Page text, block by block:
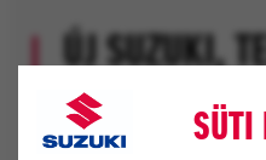
SÜTI
ÚJ SUZUKI,
KÖLTSÉGEKKEL
Ajándék szerviz,